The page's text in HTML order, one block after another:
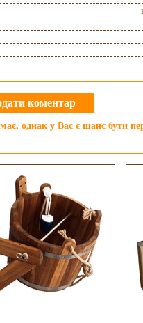
однак у Вас є шанс бути